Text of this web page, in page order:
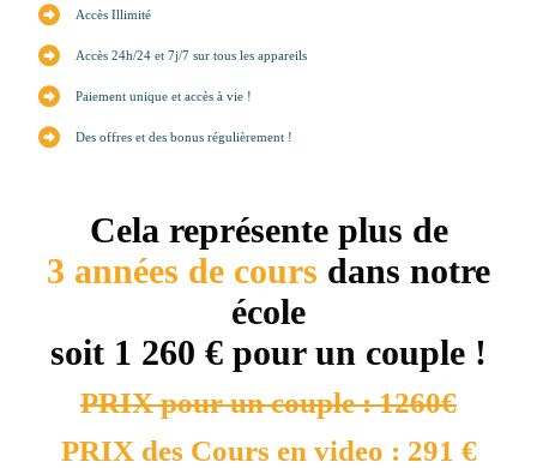
Accès Illimité
Accès 24h/24 et 7j/7 sur tous les appareils
Paiement unique et accès à vie !
Des offres et des bonus régulièrement !
Cela représente plus de
3 années de cours dans notre
école
soit 1 260 € pour un couple !
PRIX pour un couple : 1260€
PRIX des Cours en video : 291 €